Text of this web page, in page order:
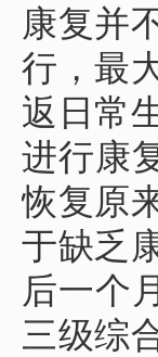
康复并
行，最
返日常
进行康
恢复原
于缺乏
后一个
三级综